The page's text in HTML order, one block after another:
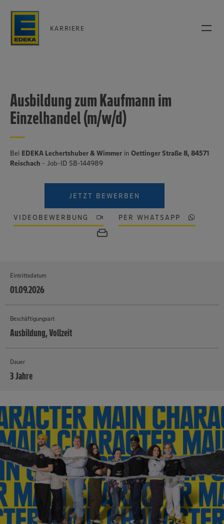
KARRIERE
Ausbildung zum Kaufmann im
Einzelhandel (m/w/d)
Bei EDEKA Lechertshuber & Wimmer in Oettinger Straße 8, 84571
Reischach - Job-ID SB-144989
JETZT BEWERBEN
VIDEOBEWERBUNG PER WHATSAPP
Eintrittsdatum
01.09.2026
Beschäftigungsart
Ausbildung, Vollzeit
Dauer
3 Jahre